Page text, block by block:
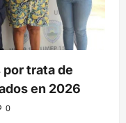
trata de
en 2026
0